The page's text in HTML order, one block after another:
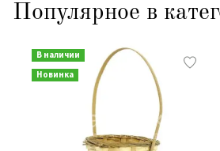
Популярное в
В наличии
Новинка